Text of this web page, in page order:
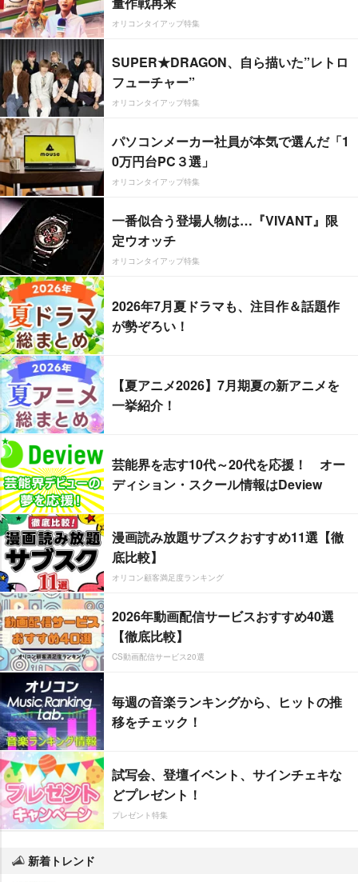
オリコンタイアップ特集
SUPER★DRAGON、自ら描いた”レトロ
フューチャー”
オリコンタイアップ特集
パソコンメーカー社員が本気で選んだ「1
0万円台PC３選」
オリコンタイアップ特集
一番似合う登場人物は…『VIVANT』限
定ウオッチ
オリコンタイアップ特集
2026年7月夏ドラマも、注目作＆話題作
が勢ぞろい！
【夏アニメ2026】7月期夏の新アニメを
一挙紹介！
芸能界を志す10代～20代を応援！ オー
ディション・スクール情報はDeview
漫画読み放題サブスクおすすめ11選【徹
底比較】
オリコン顧客満足度ランキング
2026年動画配信サービスおすすめ40選
【徹底比較】
CS動画配信サービス20選
毎週の音楽ランキングから、ヒットの推
移をチェック！
試写会、登壇イベント、サインチェキな
どプレゼント！
プレゼント特集
新着トレンド